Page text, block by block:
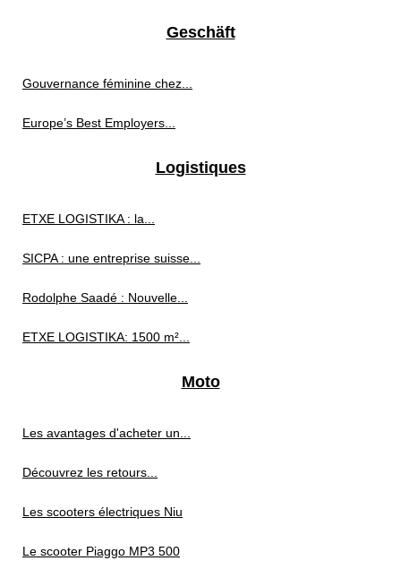
Geschäft
Gouvernance féminine chez...
Europe’s Best Employers...
Logistiques
ETXE LOGISTIKA : la...
SICPA : une entreprise suisse...
Rodolphe Saadé : Nouvelle...
ETXE LOGISTIKA: 1500 m²...
Moto
Les avantages d'acheter un...
Découvrez les retours...
Les scooters électriques Niu
Le scooter Piaggo MP3 500